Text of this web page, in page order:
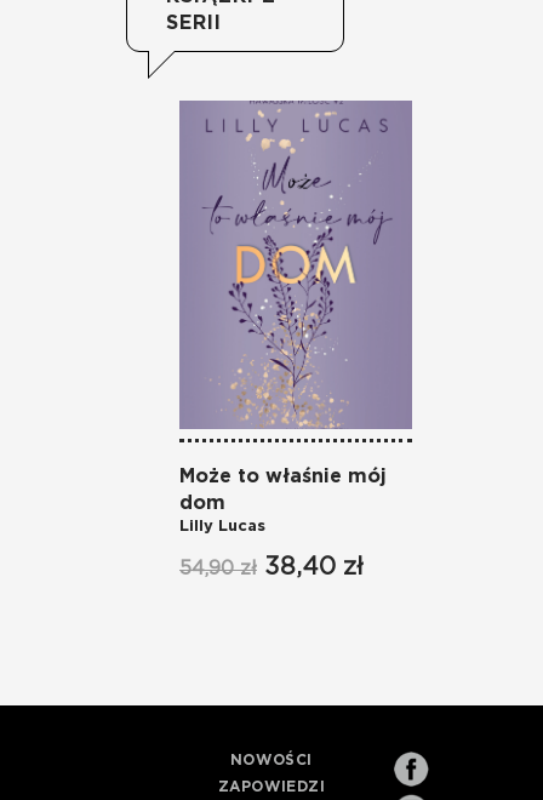
SERII
Może to właśnie mój
dom
Lilly Lucas
54,90 zł 38,40 zł
NOWOŚCI
ZAPOWIEDZI